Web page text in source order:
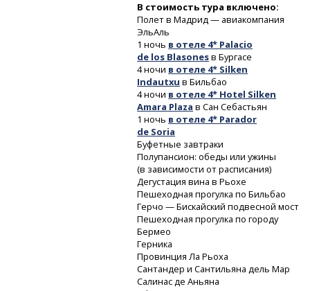
В стоимость тура включено:
Полет в Мадрид — авиакомпания
ЭльАль
1 ночь в отеле 4* Palacio
de los Blasonesв Бургасе
4 ночи в отеле 4* Silken
Indautxu в Бильбао
4 ночи в отеле 4* Hotel Silken
Amara Plaza в Сан Себастьян
1 ночь в отеле 4* Parador
de Soria
Буфетные завтраки
Полупансион: обеды или ужины
(в зависимости от расписания)
Дегустация вина в Рьохе
Пешеходная прогулка по Бильбао
Герчо — Бискайский подвесной мост
Пешеходная прогулка по городу
Бермео
Герника
Провинция Ла Рьоха
Сантандер и Сантильяна дель Мар
Салинас де Аньяна